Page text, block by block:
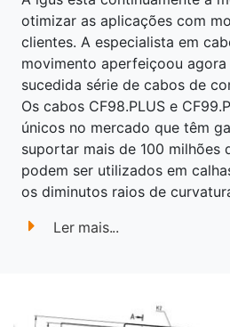
otimizar as aplicações com
clientes. A especialista em
movimento aperfeiçoou agora
sucedida série de cabos de
Os cabos CF98.PLUS e
únicos no mercado que têm
suportar mais de 100 milhões
podem ser utilizados em
os diminutos raios de
Ler mais...